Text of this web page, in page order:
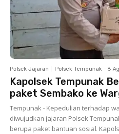
Polsek Jajaran Polsek Tempunak - 8
Kapolsek Tempunak
paket Sembako ke
Tempunak - Kepedulian terhadap
diwujudkan jajaran Polsek
berupa paket bantuan sosial.